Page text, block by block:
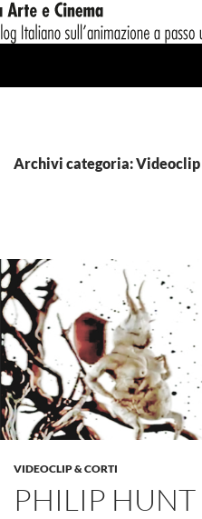
Archivi categoria:
VIDEOCLIP & CORTI
PHILIP HUNT